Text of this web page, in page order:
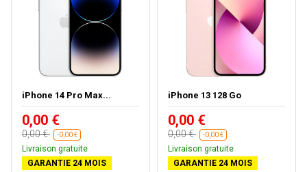
iPhone 14 Pro Max...
0,00 €
0,00 € -0,00 €
Livraison gratuite
GARANTIE 24 MOIS
iPhone 13 128 Go
0,00 €
0,00 € -0,00 €
Livraison gratuite
GARANTIE 24 MOIS